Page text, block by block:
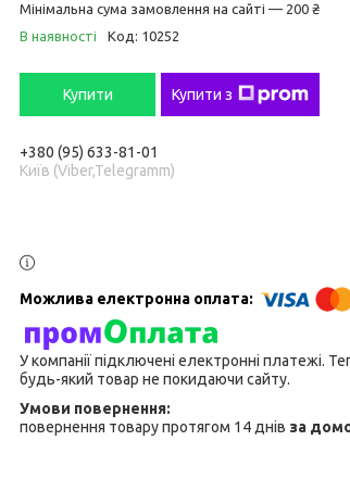
Мінімальна сума замовлення на сайті — 200 ₴
В наявності
Код: 10252
Купити Купити з
+380 (95) 633-81-01
Київ (Viber,Telegramm)
У компанії підключені електронні платежі.
будь-який товар не покидаючи сайту.
повернення товару протягом 14 днів за